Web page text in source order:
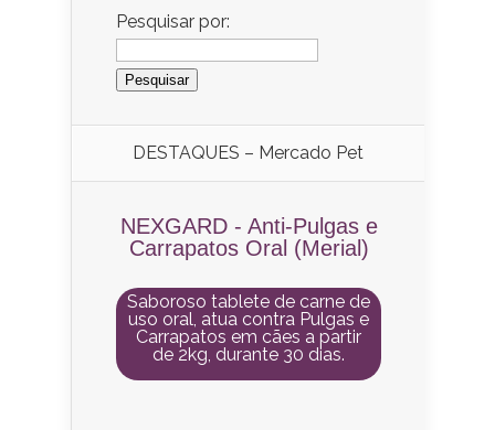
Pesquisar por:
DESTAQUES – Mercado Pet
NEXGARD - Anti-Pulgas e
Carrapatos Oral (Merial)
Saboroso tablete de carne de
uso oral, atua contra Pulgas e
Carrapatos em cães a partir
de 2kg, durante 30 dias.